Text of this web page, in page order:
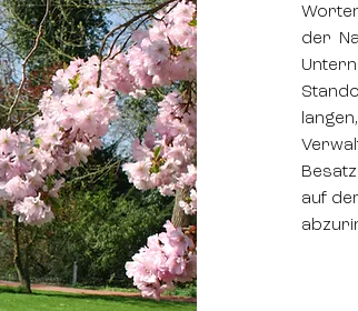
der
auf